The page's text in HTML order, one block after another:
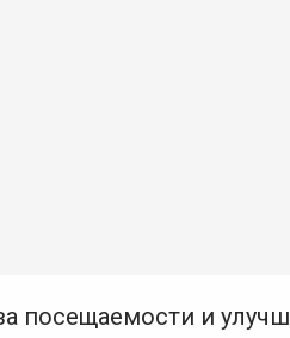
посещаемости и